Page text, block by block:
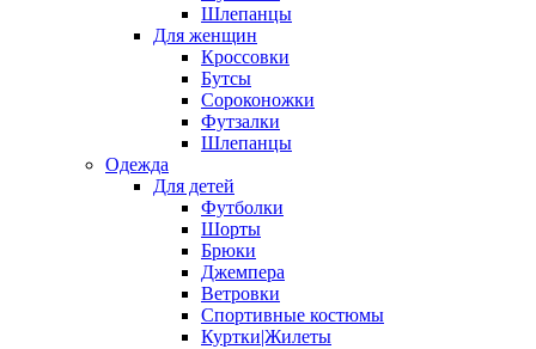
Шлепанцы
Для женщин
Кроссовки
Бутсы
Сороконожки
Футзалки
Шлепанцы
Одежда
Для детей
Футболки
Шорты
Брюки
Джемпера
Ветровки
Спортивные костюмы
Куртки|Жилеты